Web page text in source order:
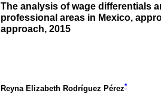
The analysis of wage differentials
professional areas in Mexico,
approach, 2015
Reyna Elizabeth Rodríguez Pérez*